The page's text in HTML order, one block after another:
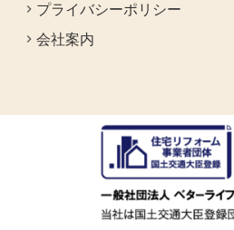
プライバシーポリシー
会社案内